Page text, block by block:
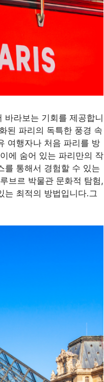
라보는 기회를 제공합니
된 파리의 독특한 풍경 속
여행자나 처음 파리를 방
에 숨어 있는 파리만의 작
를 통해서 경험할 수 있는
브르 박물관 문화적 탐험,
는 최적의 방법입니다.그